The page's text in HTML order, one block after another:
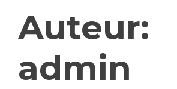
Auteur:
admin